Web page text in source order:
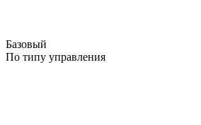
Базовый
По типу управления